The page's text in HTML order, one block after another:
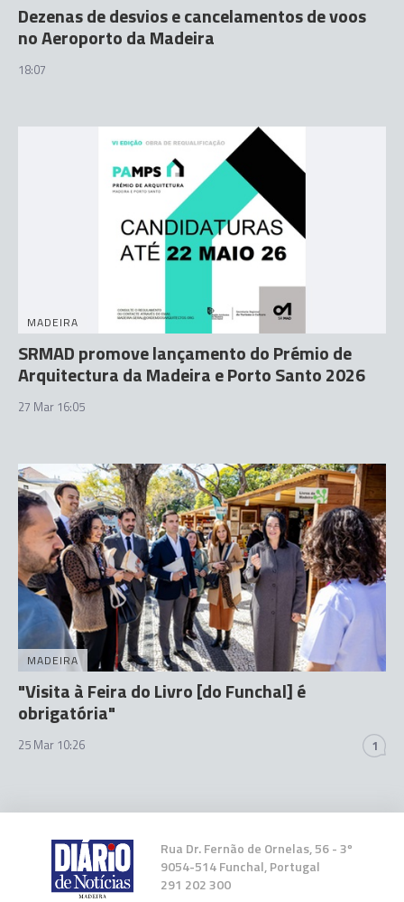
Dezenas de desvios e cancelamentos de voos
no Aeroporto da Madeira
18:07
MADEIRA
SRMAD promove lançamento do Prémio de
Arquitectura da Madeira e Porto Santo 2026
27 Mar 16:05
MADEIRA
"Visita à Feira do Livro [do Funchal] é
obrigatória"
25 Mar 10:26 1
Rua Dr. Fernão de Ornelas, 56 - 3º
9054-514 Funchal, Portugal
291 202 300